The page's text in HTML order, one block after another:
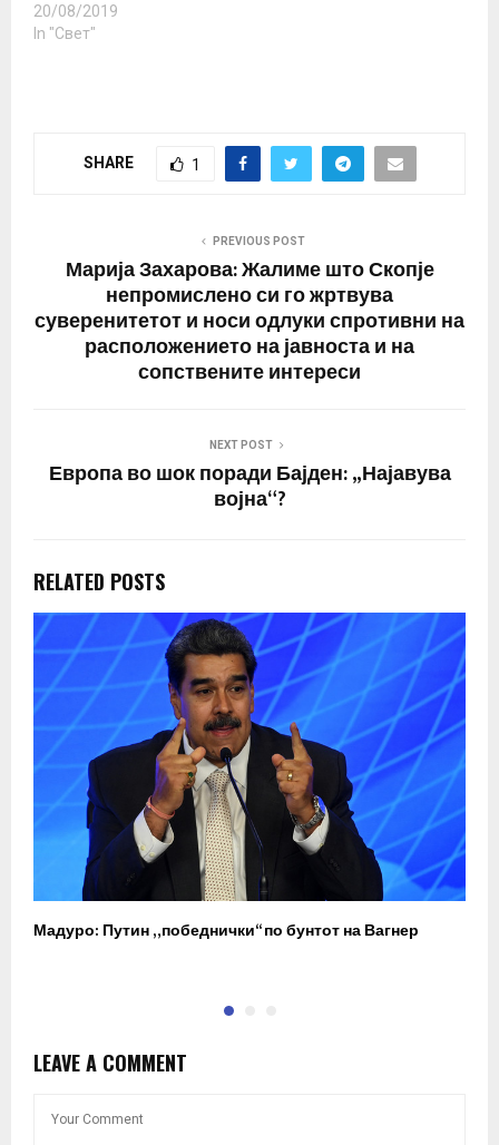
20/08/2019
In "Свет"
SHARE 1
PREVIOUS POST
Марија Захарова: Жалиме што Скопје
непромислено си го жртвува
суверенитетот и носи одлуки спротивни на
расположението на јавноста и на
сопствените интереси
NEXT POST
Европа во шок поради Бајден: „Најавува
војна“?
RELATED POSTS
Мадуро: Путин „победнички“ по бунтот на Вагнер
LEAVE A COMMENT